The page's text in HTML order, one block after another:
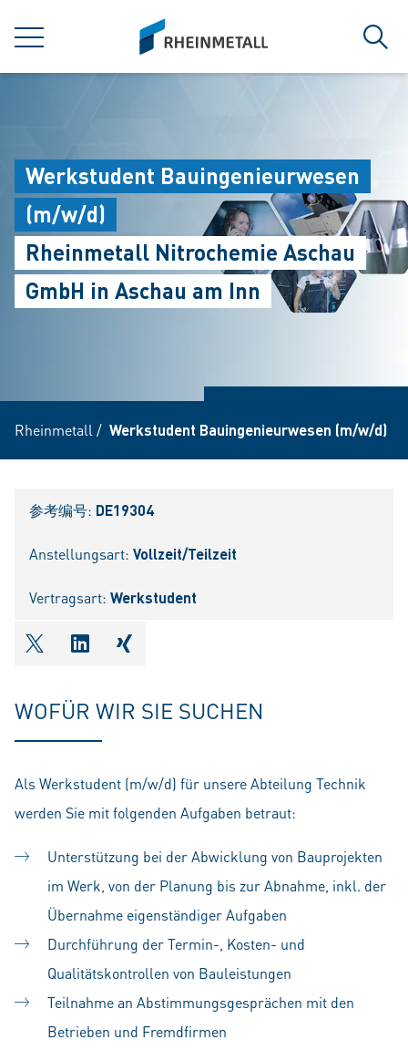
菜单
siteLogo
搜索
Werkstudent Bauingenieurwesen
(m/w/d)
Rheinmetall Nitrochemie Aschau
GmbH in Aschau am Inn
Rheinmetall / Werkstudent Bauingenieurwesen (m/w/d)
参考编号: DE19304
Anstellungsart: Vollzeit/Teilzeit
Vertragsart: Werkstudent
shareOntwitter
shareOnlinkedIn
shareOnxing
WOFÜR WIR SIE SUCHEN
Als Werkstudent (m/w/d) für unsere Abteilung Technik
werden Sie mit folgenden Aufgaben betraut:
Unterstützung bei der Abwicklung von Bauprojekten
im Werk, von der Planung bis zur Abnahme, inkl. der
Übernahme eigenständiger Aufgaben
Durchführung der Termin-, Kosten- und
Qualitätskontrollen von Bauleistungen
Teilnahme an Abstimmungsgesprächen mit den
Betrieben und Fremdfirmen